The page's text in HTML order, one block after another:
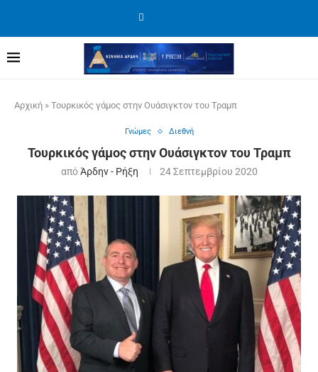
Αρχική » Τουρκικός γάμος στην Ουάσιγκτον του Τραμπ
Γνώμες Διεθνή
Τουρκικός γάμος στην Ουάσιγκτον του Τραμπ
απόΆρδην - Ρήξη 24 Σεπτεμβρίου 2020